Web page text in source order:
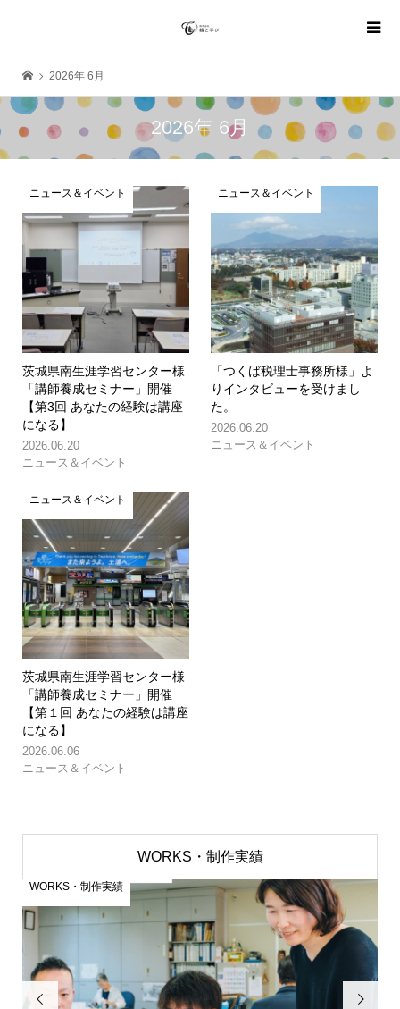
2026年 6月
2026年 6月
ニュース＆イベント
茨城県南生涯学習センター様
「講師養成セミナー」開催
【第3回 あなたの経験は講座
になる】
2026.06.20
ニュース＆イベント
ニュース＆イベント
「つくば税理士事務所様」よ
りインタビューを受けまし
た。
2026.06.20
ニュース＆イベント
ニュース＆イベント
茨城県南生涯学習センター様
「講師養成セミナー」開催
【第１回 あなたの経験は講座
になる】
2026.06.06
ニュース＆イベント
WORKS・制作実績

WORKS・制作実績
